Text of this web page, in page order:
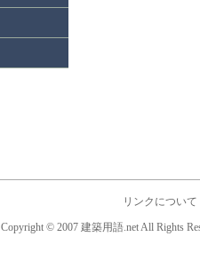
リンクについて
Copyright © 2007 建築用語.net All Rights